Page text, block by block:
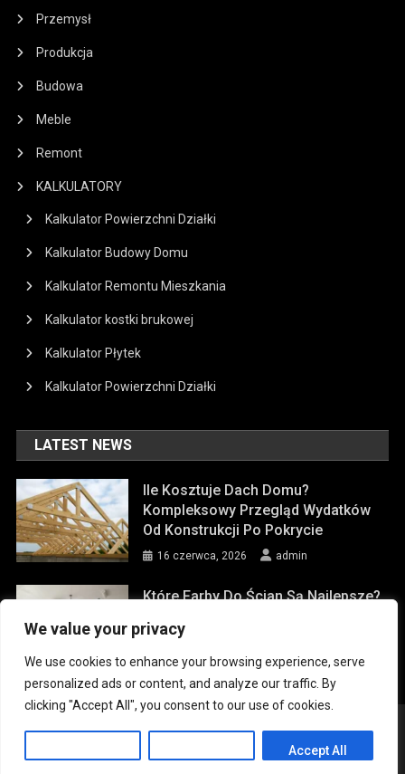
We value your privacy
We use cookies to enhance your browsing experience, serve
personalized ads or content, and analyze our traffic. By
clicking "Accept All", you consent to our use of cookies.
Accept All
Przemysł
Produkcja
Budowa
Meble
Remont
KALKULATORY
Kalkulator Powierzchni Działki
Kalkulator Budowy Domu
Kalkulator Remontu Mieszkania
Kalkulator kostki brukowej
Kalkulator Płytek
Kalkulator Powierzchni Działki
LATEST NEWS
Ile Kosztuje Dach Domu?
Kompleksowy Przegląd Wydatków
Od Konstrukcji Po Pokrycie
16 czerwca, 2026 admin
Które Farby Do Ścian Są Najlepsze?
Remont
KALKULATORY